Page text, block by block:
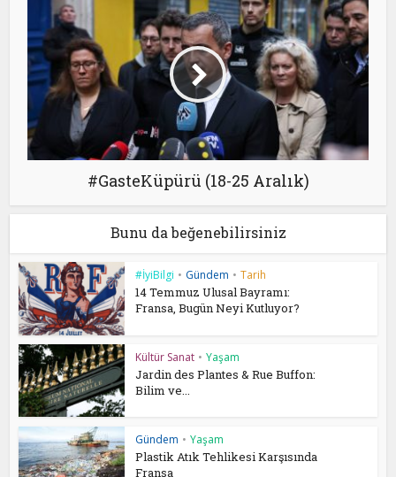
#GasteKüpürü (18-25 Aralık)
Bunu da beğenebilirsiniz
#İyiBilgi • Gündem • Tarih
14 Temmuz Ulusal Bayramı:
Fransa, Bugün Neyi Kutluyor?
Kültür Sanat • Yaşam
Jardin des Plantes & Rue Buffon:
Bilim ve...
Gündem • Yaşam
Plastik Atık Tehlikesi Karşısında
Fransa